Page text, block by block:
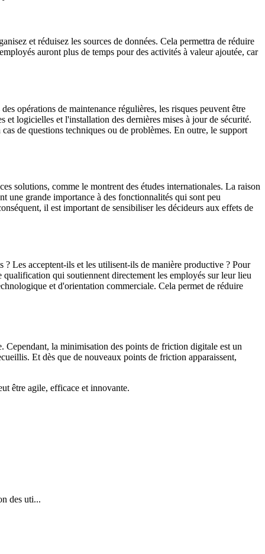
et réduisez les sources de données. Cela permettra de réduire
auront plus de temps pour des activités à valeur ajoutée, car
opérations de maintenance régulières, les risques peuvent être
et logicielles et l'installation des dernières mises à jour de sécurité.
de questions techniques ou de problèmes. En outre, le support
solutions, comme le montrent des études internationales. La raison
une grande importance à des fonctionnalités qui sont peu
il est important de sensibiliser les décideurs aux effets de
Les acceptent-ils et les utilisent-ils de manière productive ? Pour
qui soutiennent directement les employés sur leur lieu
et d'orientation commerciale. Cela permet de réduire
Cependant, la minimisation des points de friction digitale est un
Et dès que de nouveaux points de friction apparaissent,
être agile, efficace et innovante.
des uti...